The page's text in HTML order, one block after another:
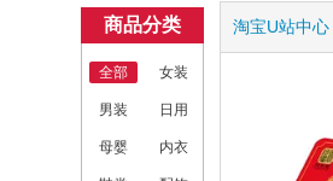
淘宝U站中心
商品分类
全部 女装
男装 日用
母婴 内衣